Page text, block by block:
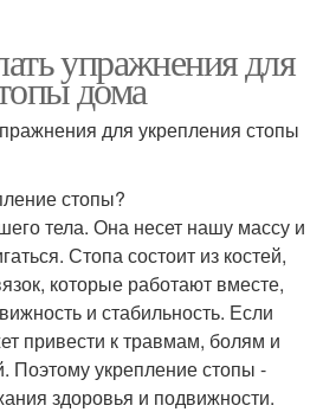
упражнения для
дома
для укрепления стопы
стопы?
тела. Она несет нашу массу и
Стопа состоит из костей,
которые работают вместе,
и стабильность. Если
привести к травмам, болям и
Поэтому укрепление стопы -
здоровья и подвижности.